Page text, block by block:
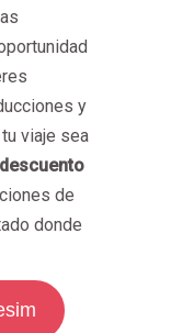
y
viaje sea
de
donde